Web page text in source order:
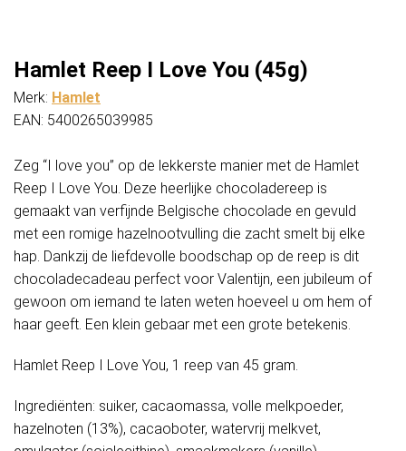
Hamlet Reep I Love You (45g)
Merk: Hamlet
EAN: 5400265039985
Zeg “I love you” op de lekkerste manier met de Hamlet
Reep I Love You. Deze heerlijke chocoladereep is
gemaakt van verfijnde Belgische chocolade en gevuld
met een romige hazelnootvulling die zacht smelt bij elke
hap. Dankzij de liefdevolle boodschap op de reep is dit
chocoladecadeau perfect voor Valentijn, een jubileum of
gewoon om iemand te laten weten hoeveel u om hem of
haar geeft. Een klein gebaar met een grote betekenis.
Hamlet Reep I Love You, 1 reep van 45 gram.
Ingrediënten: suiker, cacaomassa, volle melkpoeder,
hazelnoten (13%), cacaoboter, watervrij melkvet,